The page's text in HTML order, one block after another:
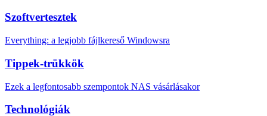
Szoftvertesztek
Everything: a legjobb fájlkereső Windowsra
Tippek-trükkök
Ezek a legfontosabb szempontok NAS vásárlásakor
Technológiák